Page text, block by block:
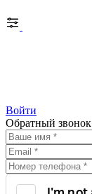
Войти
Обратный звонок